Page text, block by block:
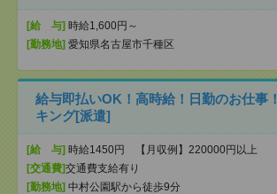
[給 与] 時給1,600円～
[勤務地] 愛知県名古屋市千種区
給与即払いOK！高時給！日勤のお仕事
キング[派遣]
[給 与] 時給1450円 【月収例】220000円以上
[交通費]交通費支給有り
[勤務地] 中村公園駅から徒歩9分